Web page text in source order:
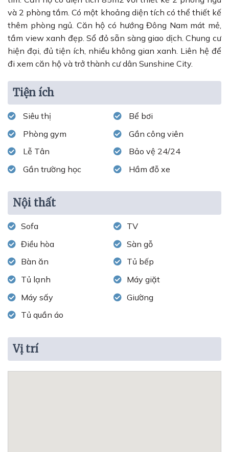
và 2 phòng tắm. Có một khoảng diện tích có thể thiết kế
thêm phòng ngủ. Căn hộ có hướng Đông Nam mát mẻ,
tầm view xanh đẹp. Sổ đỏ sẵn sàng giao dịch. Chung cư
hiện đại, đủ tiện ích, nhiều không gian xanh. Liên hệ để
đi xem căn hộ và trở thành cư dân Sunshine City.
Tiện ích
Siêu thị
Bể bơi
Phòng gym
Gần công viên
Lễ Tân
Bảo vệ 24/24
Gần trường học
Hầm đỗ xe
Nội thất
Sofa
TV
Điều hòa
Sàn gỗ
Bàn ăn
Tủ bếp
Tủ lạnh
Máy giặt
Máy sấy
Giường
Tủ quần áo
Vị trí